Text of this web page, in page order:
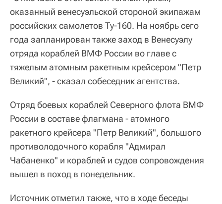
оказанный венесуэльской стороной экипажам
российских самолетов Ту-160. На ноябрь сего
года запланирован также заход в Венесуэлу
отряда кораблей ВМФ России во главе с
тяжелым атомным ракетным крейсером "Петр
Великий", - сказал собеседник агентства.
Отряд боевых кораблей Северного флота ВМФ
России в составе флагмана - атомного
ракетного крейсера "Петр Великий", большого
противолодочного корабля "Адмирал
Чабаненко" и кораблей и судов сопровождения
вышел в поход в понедельник.
Источник отметил также, что в ходе беседы